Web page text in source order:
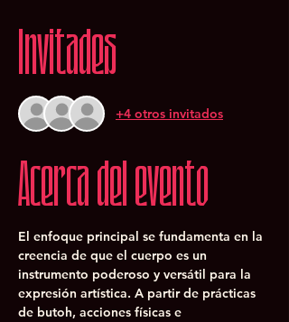
Invitades
+4 otros invitados
Acerca del evento
El enfoque principal se fundamenta en la
creencia de que el cuerpo es un
instrumento poderoso y versátil para la
expresión artística. A partir de prácticas
de butoh, acciones físicas e